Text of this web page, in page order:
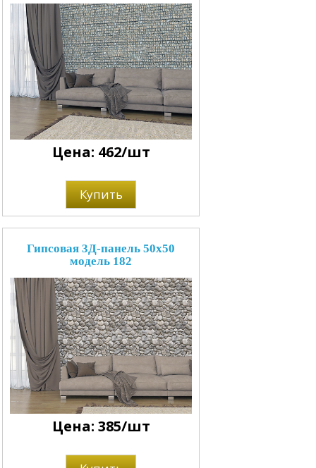
Цена: 462/шт
Купить
Гипсовая 3Д-панель 50x50
модель 182
Цена: 385/шт